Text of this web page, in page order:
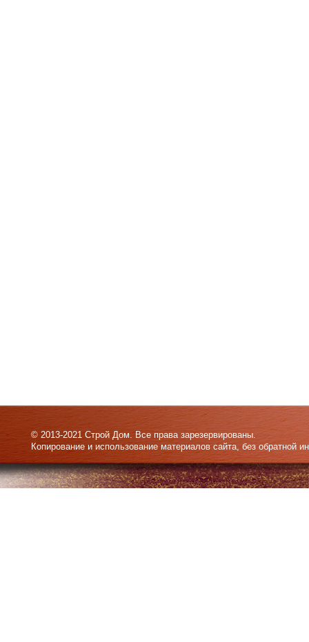
© 2013-2021 Строй Дом. Все права зарезервированы.
Копирование и использование материалов сайта, без обратной